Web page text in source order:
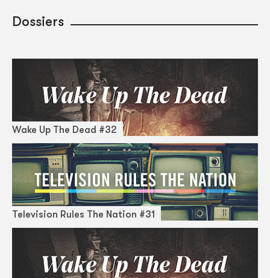
Dossiers
Wake Up The Dead #32
Television Rules The Nation #31